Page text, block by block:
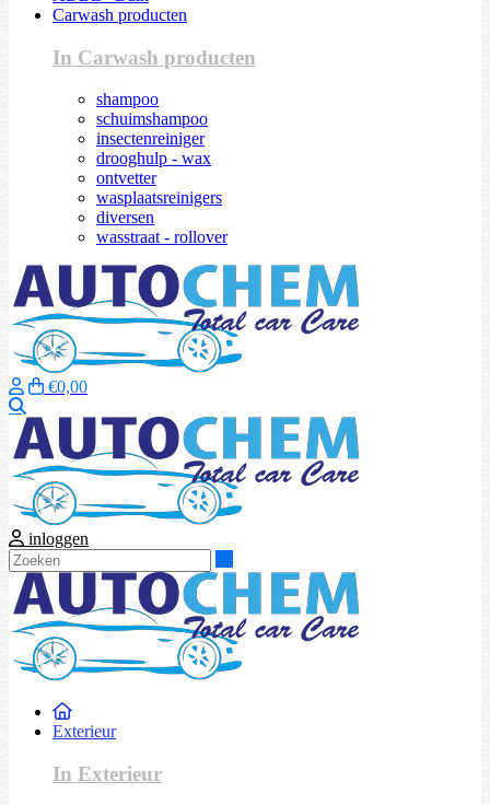
Carwash producten
In Carwash producten
shampoo
schuimshampoo
insectenreiniger
drooghulp - wax
ontvetter
wasplaatsreinigers
diversen
wasstraat - rollover
€0,00
inloggen
Exterieur
In Exterieur